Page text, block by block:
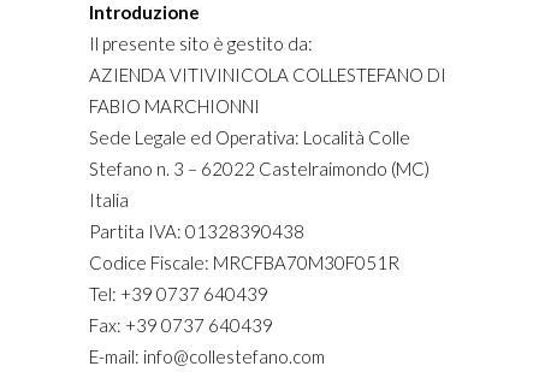
Introduzione
Il presente sito è gestito da:
AZIENDA VITIVINICOLA COLLESTEFANO DI
FABIO MARCHIONNI
Sede Legale ed Operativa: Località Colle
Stefano n. 3 – 62022 Castelraimondo (MC)
Italia
Partita IVA: 01328390438
Codice Fiscale: MRCFBA70M30F051R
Tel: +39 0737 640439
Fax: +39 0737 640439
E-mail: info@collestefano.com